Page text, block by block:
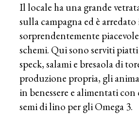
Il locale ha una grande
sulla campagna ed è
sorprendentemente
schemi. Qui sono serviti
speck, salami e bresaola di
produzione propria, gli
in benessere e alimentati con
semi di lino per gli Omega 3.